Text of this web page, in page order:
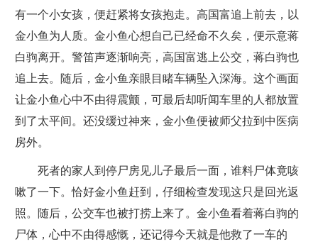
有一个小女孩，便赶紧将女孩抱走。高国富追上前去，以
金小鱼为人质。金小鱼心想自己已经命不久矣，便示意蒋
白驹离开。警笛声逐渐响亮，高国富逃上公交，蒋白驹也
追上去。随后，金小鱼亲眼目睹车辆坠入深海。这个画面
让金小鱼心中不由得震颤，可最后却听闻车里的人都放置
到了太平间。还没缓过神来，金小鱼便被师父拉到中医病
房外。
死者的家人到停尸房见儿子最后一面，谁料尸体竟咳
嗽了一下。恰好金小鱼赶到，仔细检查发现这只是回光返
照。随后，公交车也被打捞上来了。金小鱼看着蒋白驹的
尸体，心中不由得感慨，还记得今天就是他救了一车的